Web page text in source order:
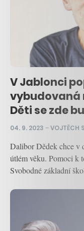
V Jablonci
vybudovaná
Děti se zde
04. 9. 2023 –VOJTĚCH
Dalibor Dědek chce v
útlém věku. Pomoci k
Svobodné základní